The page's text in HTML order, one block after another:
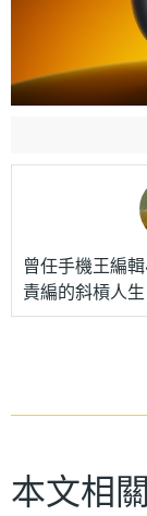
曾任手機王編
責編的斜槓人
本文相